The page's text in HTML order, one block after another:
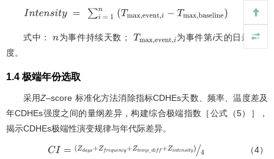
Intensit y = ∑i = 1nT max,event,i- Tmax,baseline （3）
式中： n
为事件持续天数； Tmax,event,i
为事件第i天的日最高温
度。
1.4 极端年份选取
采用Z–score 标准化方法消除指标CDHEs天数、频率、温度差及
年CDHEs强度之间的量纲差异，构建综合极端指数［公式（5）
］，
揭示CDHEs极端性演变规律与年代际差异。
CI=
（4）